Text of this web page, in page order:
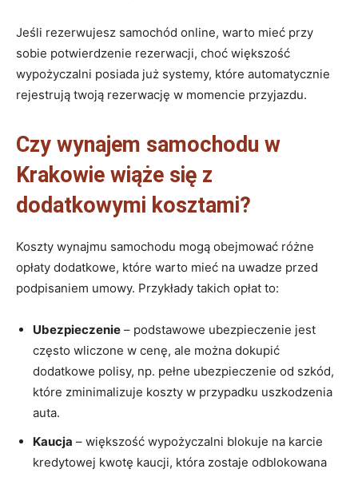
Jeśli rezerwujesz samochód online, warto mieć przy
sobie potwierdzenie rezerwacji, choć większość
wypożyczalni posiada już systemy, które automatycznie
rejestrują twoją rezerwację w momencie przyjazdu.
Czy wynajem samochodu w
Krakowie wiąże się z
dodatkowymi kosztami?
Koszty wynajmu samochodu mogą obejmować różne
opłaty dodatkowe, które warto mieć na uwadze przed
podpisaniem umowy. Przykłady takich opłat to:
Ubezpieczenie – podstawowe ubezpieczenie jest
często wliczone w cenę, ale można dokupić
dodatkowe polisy, np. pełne ubezpieczenie od szkód,
które zminimalizuje koszty w przypadku uszkodzenia
auta.
Kaucja – większość wypożyczalni blokuje na karcie
kredytowej kwotę kaucji, która zostaje odblokowana